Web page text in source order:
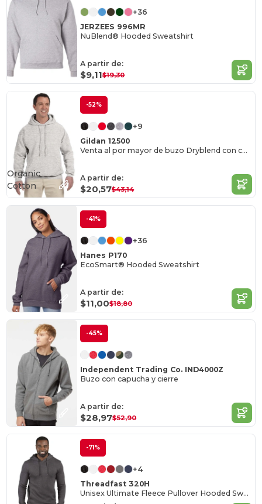
+36
JERZEES 996MR
NuBlend® Hooded Sweatshirt
A partir de:
$9,11$19,30
-52%
+9
Gildan 12500
Venta al por mayor de buzo Dryblend con capucha
A partir de:
$20,57$43,14
Organic
Cotton
-41%
+36
Hanes P170
EcoSmart® Hooded Sweatshirt
A partir de:
$11,00$18,80
-45%
Independent Trading Co. IND4000Z
Buzo con capucha y cierre
A partir de:
$28,97$52,90
-71%
+4
Threadfast 320H
Unisex Ultimate Fleece Pullover Hooded Sweatshirt